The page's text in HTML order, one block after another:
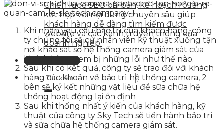
Chiến lược SEO bài bản, kế hoạch rõ ràng
kết hợp với nội dung chuyên sâu giúp
khách hàng dễ dàng tìm kiếm được
website và các kênh truyền thông của
doanh nghiệp.
Liên hệ tư vấn
Khi nhận yêu cầu bảo trì của khách hàng, công
ty chúng tôi sẽ cử nhân viên kỹ thuật xuống tận
nơi khảo sát sơ hệ thống camera giám sát của
khách hàng xem bị những lỗi như thế nào.
Sau khi có kết quả, công ty sẽ trao đổi với khách
hàng các khoản về bảo trì hệ thống camera, 2
bên sẽ ký kết những vật liệu để sữa chữa hệ
thống hoạt động lại ổn định
Sau khi thống nhất ý kiến của khách hàng, kỹ
thuật của công ty Sky Tech sẽ tiến hành bảo trì
và sữa chữa hệ thống camera giám sát.